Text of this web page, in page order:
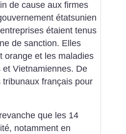
de cause aux firmes
étatsunien
étaient tenus
de sanction. Elles
orange et les maladies
Vietnamiennes. De
français pour
que les 14
notamment en